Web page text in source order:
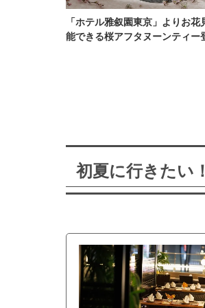
「ホテル雅叙園東京」よりお花
能できる桜アフタヌーンティー
初夏に行きたい